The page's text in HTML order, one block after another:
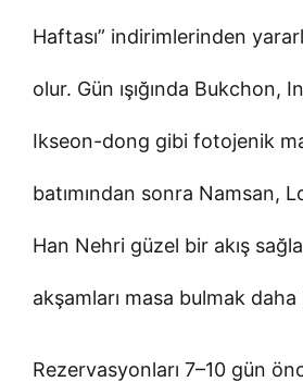
Haftası” indirimlerinden
olur. Gün ışığında Bukchon,
Ikseon-dong gibi fotojenik
batımından sonra Namsan,
Han Nehri güzel bir akış
akşamları masa bulmak daha
Rezervasyonları 7–10 gün